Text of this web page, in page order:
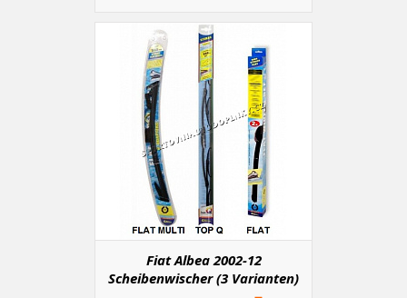
Fiat Albea 2002-12
Scheibenwischer (3 Varianten)